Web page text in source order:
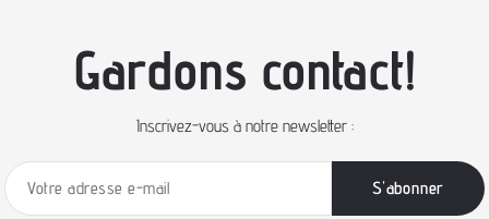
Gardons contact!
Inscrivez-vous à notre newsletter :